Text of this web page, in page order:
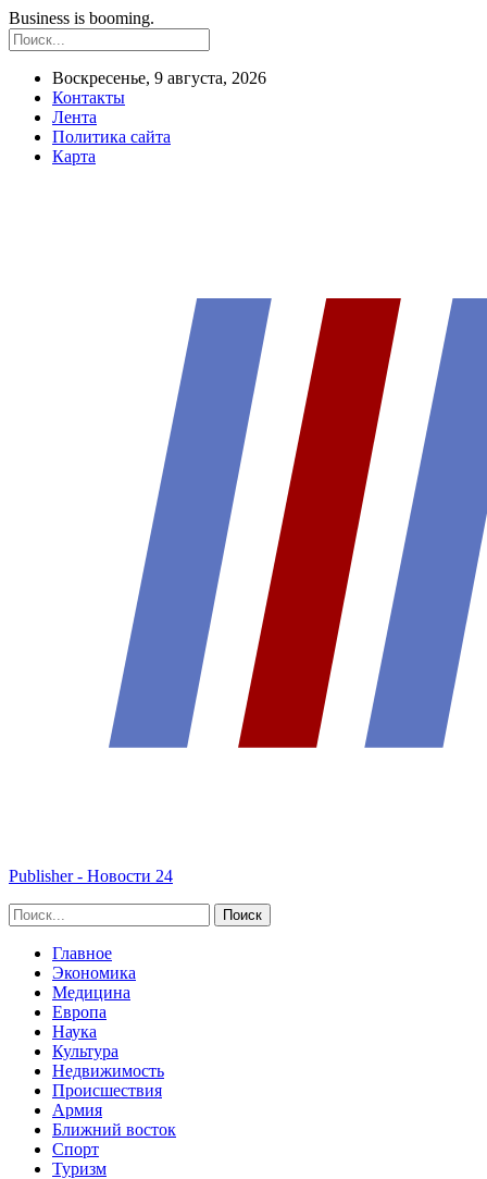
Business is booming.
Воскресенье, 9 августа, 2026
Контакты
Лента
Политика сайта
Карта
Publisher - Новости 24
Главное
Экономика
Медицина
Европа
Наука
Культура
Недвижимость
Происшествия
Армия
Ближний восток
Спорт
Туризм